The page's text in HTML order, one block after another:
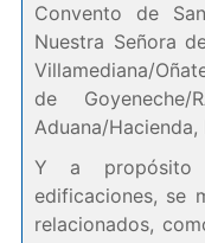
Convento de
Nuestra Señora
Villamediana/
de
Aduana/
Y a propósito
edificaciones, se
relacionados,